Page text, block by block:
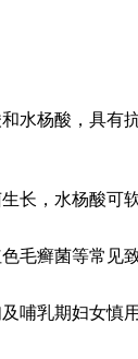
水杨酸，具
长，水杨酸可
毛癣菌等常见
哺乳期妇女慎用